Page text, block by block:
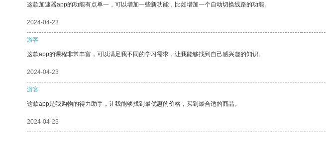
这款加速器app的功能有点单一，可以增加一些新功能，比如增加一个自动切换线路的功能。
2024-04-23
游客
这款app的课程非常丰富，可以满足我不同的学习需求，让我能够找到自己感兴趣的知识。
2024-04-23
游客
这款app是我购物的得力助手，让我能够找到最优惠的价格，买到最合适的商品。
2024-04-23